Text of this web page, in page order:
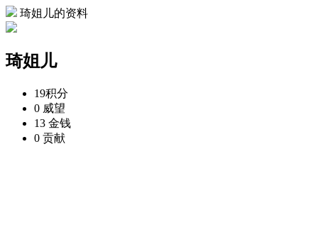
琦姐儿的资料
琦姐儿
19积分
0 威望
13 金钱
0 贡献